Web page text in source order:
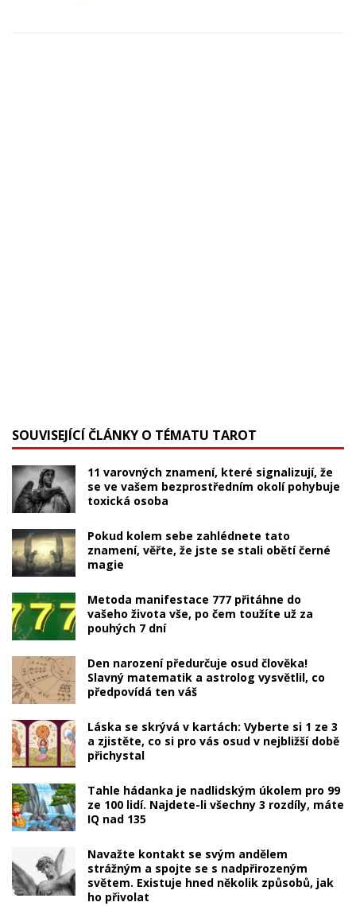
SOUVISEJÍCÍ ČLÁNKY O TÉMATU TAROT
11 varovných znamení, které signalizují, že
se ve vašem bezprostředním okolí pohybuje
toxická osoba
Pokud kolem sebe zahlédnete tato
znamení, věřte, že jste se stali obětí černé
magie
Metoda manifestace 777 přitáhne do
vašeho života vše, po čem toužíte už za
pouhých 7 dní
Den narození předurčuje osud člověka!
Slavný matematik a astrolog vysvětlil, co
předpovídá ten váš
Láska se skrývá v kartách: Vyberte si 1 ze 3
a zjistěte, co si pro vás osud v nejbližší době
přichystal
Tahle hádanka je nadlidským úkolem pro 99
ze 100 lidí. Najdete-li všechny 3 rozdíly, máte
IQ nad 135
Navažte kontakt se svým andělem
strážným a spojte se s nadpřirozeným
světem. Existuje hned několik způsobů, jak
ho přivolat